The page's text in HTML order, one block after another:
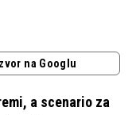
na Googlu
a scenario za